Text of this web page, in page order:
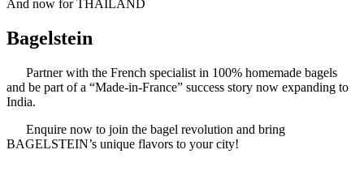
And now for THAILAND
Bagelstein
Partner with the French specialist in 100% homemade bagels
and be part of a “Made-in-France” success story now expanding to
India.
Enquire now to join the bagel revolution and bring
BAGELSTEIN’s unique flavors to your city!